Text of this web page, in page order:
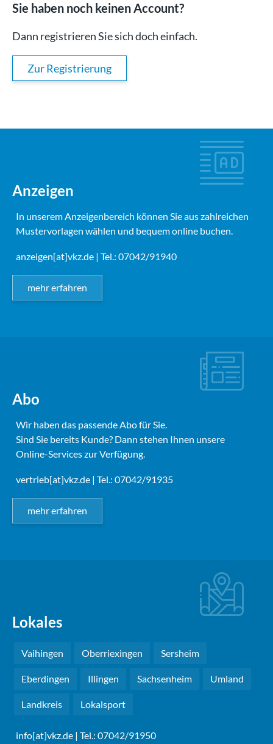
Sie haben noch keinen Account?
Dann registrieren Sie sich doch einfach.
Zur Registrierung
Anzeigen
In unserem Anzeigenbereich können Sie aus zahlreichen
Mustervorlagen wählen und bequem online buchen.
anzeigen[at]vkz.de | Tel.: 07042/91940
mehr erfahren
Abo
Wir haben das passende Abo für Sie.
Sind Sie bereits Kunde? Dann stehen Ihnen unsere
Online-Services zur Verfügung.
vertrieb[at]vkz.de | Tel.: 07042/91935
mehr erfahren
Lokales
Vaihingen Oberriexingen Sersheim
Eberdingen Illingen Sachsenheim Umland
Landkreis Lokalsport
info[at]vkz.de | Tel.: 07042/91950